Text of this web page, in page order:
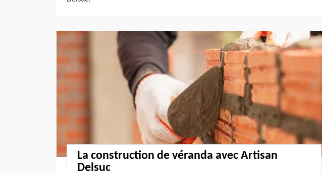
La construction de véranda avec Artisan
Delsuc